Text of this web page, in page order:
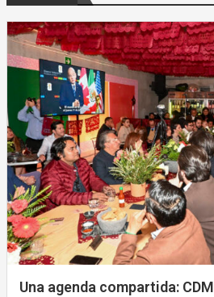
Una agenda compartida: